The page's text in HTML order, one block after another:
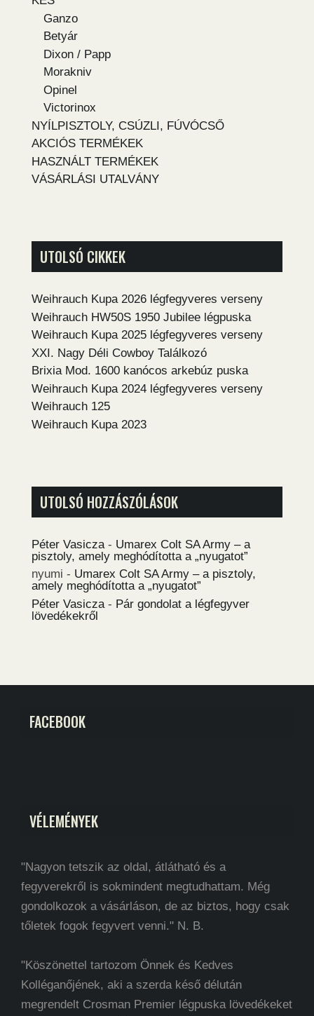
Ganzo
Betyár
Dixon / Papp
Morakniv
Opinel
Victorinox
NYÍLPISZTOLY, CSÚZLI, FÚVÓCSŐ
AKCIÓS TERMÉKEK
HASZNÁLT TERMÉKEK
VÁSÁRLÁSI UTALVÁNY
UTOLSÓ CIKKEK
Weihrauch Kupa 2026 légfegyveres verseny
Weihrauch HW50S 1950 Jubilee légpuska
Weihrauch Kupa 2025 légfegyveres verseny
XXI. Nagy Déli Cowboy Találkozó
Brixia Mod. 1600 kanócos arkebúz puska
Weihrauch Kupa 2024 légfegyveres verseny
Weihrauch 125
Weihrauch Kupa 2023
UTOLSÓ HOZZÁSZÓLÁSOK
Péter Vasicza - Umarex Colt SA Army – a
pisztoly, amely meghódította a „nyugatot”
nyumi - Umarex Colt SA Army – a pisztoly,
amely meghódította a „nyugatot”
Péter Vasicza - Pár gondolat a légfegyver
lövedékekről
FACEBOOK
VÉLEMÉNYEK
"Nagyon tetszik az oldal, átlátható és a
fegyverekről is sokmindent megtudhattam. Még
gondolkozok a vásárláson, de az biztos, hogy csak
tőletek fogok fegyvert venni." N. B.
"Köszönettel tartozom Önnek és Kedves
Kolléganőjének, aki a szerda késő délután
megrendelt Crosman Premier légpuska lövedékeket